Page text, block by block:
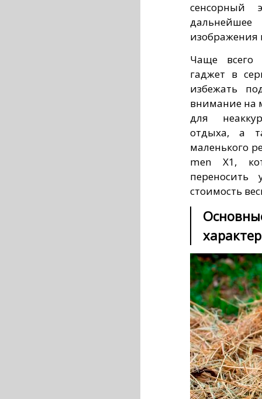
сенсорный
изображения
Чаще всего
гаджет в
избежать
внимание на
для
отдыха, а
маленького
men X1,
стоимость